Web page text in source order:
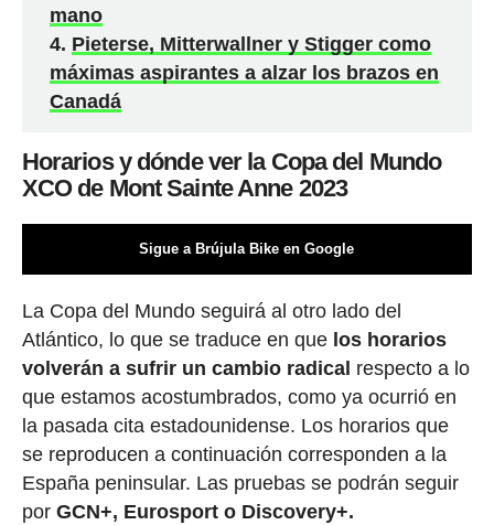
mano
Pieterse, Mitterwallner y Stigger como
máximas aspirantes a alzar los brazos en
Canadá
Horarios y dónde ver la Copa del Mundo
XCO de Mont Sainte Anne 2023
Sigue a Brújula Bike en Google
La Copa del Mundo seguirá al otro lado del
Atlántico, lo que se traduce en que los horarios
volverán a sufrir un cambio radical respecto a lo
que estamos acostumbrados, como ya ocurrió en
la pasada cita estadounidense. Los horarios que
se reproducen a continuación corresponden a la
España peninsular. Las pruebas se podrán seguir
por GCN+, Eurosport o Discovery+.